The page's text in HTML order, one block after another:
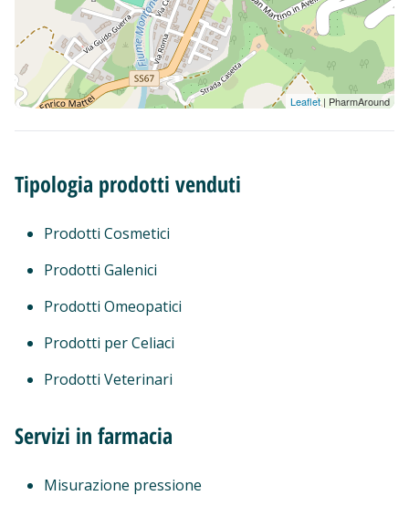
Leaflet | PharmAround
Tipologia prodotti venduti
Prodotti Cosmetici
Prodotti Galenici
Prodotti Omeopatici
Prodotti per Celiaci
Prodotti Veterinari
Servizi in farmacia
Misurazione pressione